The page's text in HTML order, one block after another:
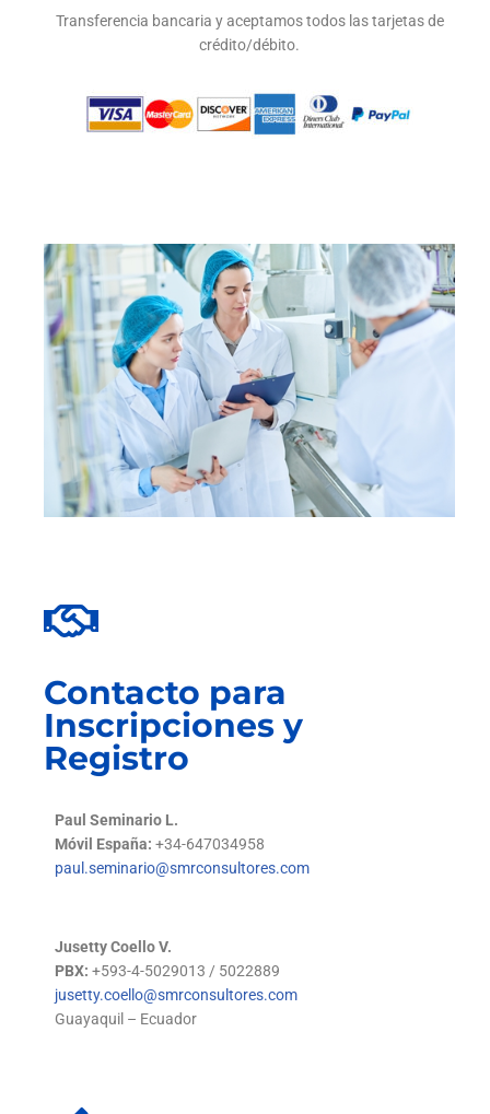
Transferencia bancaria y aceptamos todos las tarjetas de
crédito/débito.
Contacto para
Inscripciones y
Registro
Paul Seminario L.
Móvil España: +34-647034958
paul.seminario@smrconsultores.com
Jusetty Coello V.
PBX: +593-4-5029013 / 5022889
jusetty.coello@smrconsultores.com
Guayaquil – Ecuador